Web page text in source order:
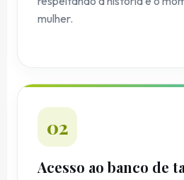
mulher.
02
Acesso ao banco de